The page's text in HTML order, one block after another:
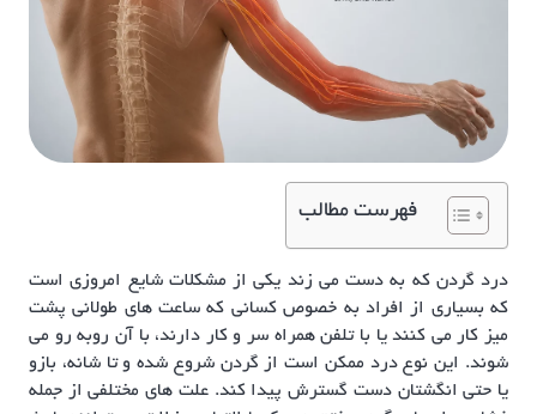
فهرست مطالب
درد گردن که به دست می زند یکی از مشکلات شایع امروزی است
که بسیاری از افراد به خصوص کسانی که ساعت های طولانی پشت
میز کار می کنند یا با تلفن همراه سر و کار دارند، با آن روبه رو می
شوند. این نوع درد ممکن است از گردن شروع شده و تا شانه، بازو
یا حتی انگشتان دست گسترش پیدا کند. علت های مختلفی از جمله